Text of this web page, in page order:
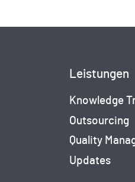
Leistungen
Knowledge
Outsourcing
Quality
Updates